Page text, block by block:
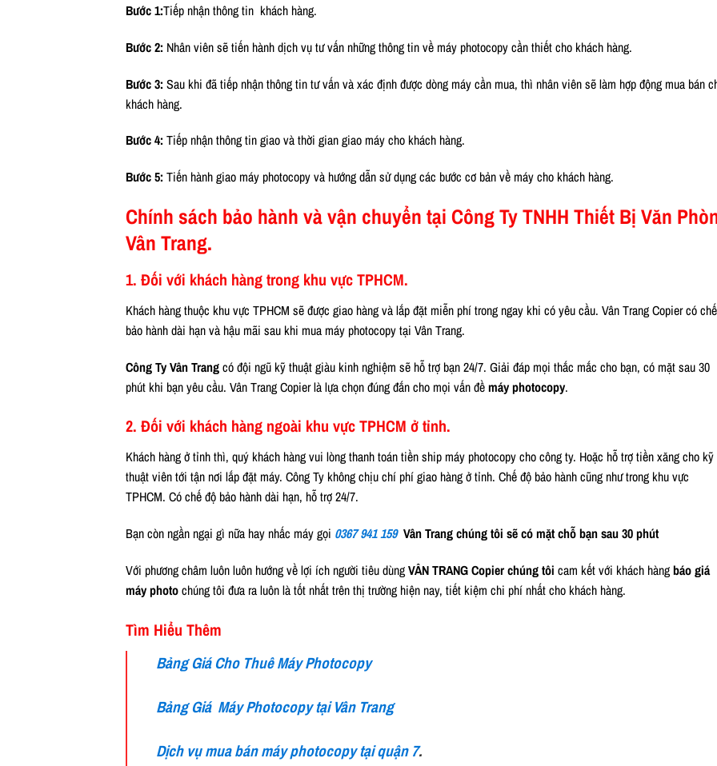
Bước 1:Tiếp nhận thông tin khách hàng.
Bước 2: Nhân viên sẽ tiến hành dịch vụ tư vấn những thông tin về máy photocopy cần thiết cho khách hàng.
Bước 3:Sau khi đã tiếp nhận thông tin tư vấn và xác định được dòng máy cần mua, thì nhân viên sẽ làm hợp động mua bán
khách hàng.
Bước 4:Tiếp nhận thông tin giao và thời gian giao máy cho khách hàng.
Bước 5:Tiến hành giao máy photocopy và hướng dẫn sử dụng các bước cơ bản về máy cho khách hàng.
Chính sách bảo hành và vận chuyển tại Công Ty TNHH Thiết Bị Văn
Vân Trang.
1. Đối với khách hàng trong khu vực TPHCM.
Khách hàng thuộc khu vực TPHCM sẽ được giao hàng và lắp đặt miễn phí trong ngay khi có yêu cầu. Vân Trang Copier có
bảo hành dài hạn và hậu mãi sau khi mua máy photocopy tại Vân Trang.
Công Ty Vân Trangcó đội ngũ kỹ thuật giàu kinh nghiệm sẽ hỗ trợ bạn 24/7. Giải đáp mọi thắc mắc cho bạn, có mặt sau 30
phút khi bạn yêu cầu. Vân Trang Copier là lựa chọn đúng đắn cho mọi vấn đềmáy photocopy.
2. Đối với khách hàng ngoài khu vực TPHCM ở tỉnh.
Khách hàng ở tỉnh thì, quý khách hàng vui lòng thanh toán tiền ship máy photocopy cho công ty. Hoặc hỗ trợ tiền xăng cho kỹ
thuật viên tới tận nơi lắp đặt máy. Công Ty không chịu chí phí giao hàng ở tỉnh. Chế độ bảo hành cũng như trong khu vực
TPHCM. Có chế độ bảo hành dài hạn, hỗ trợ 24/7.
Bạn còn ngần ngại gì nữa hay nhấc máy gọi 0367 941 159 Vân Trang chúng tôi sẽ có mặt chỗ bạn sau 30 phút
Với phương châm luôn luôn hướng về lợi ích người tiêu dùngVÂN TRANG Copier chúng tôi cam kết với khách hàngbáo giá
máy photochúng tôi đưa ra luôn là tốt nhất trên thị trường hiện nay, tiết kiệm chi phí nhất cho khách hàng.
Tìm Hiểu Thêm
Bảng Giá Cho Thuê Máy Photocopy
Bảng Giá Máy Photocopy tại Vân Trang
Dịch vụ mua bán máy photocopy tại quận 7.